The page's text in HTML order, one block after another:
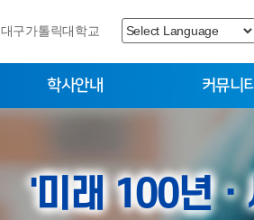
대구가톨릭대학교
학사안내 커뮤니티
학생증안내
장학제도
양식자료실
묻고답하기
'미래 100년